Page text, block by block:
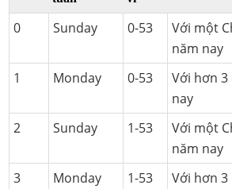
0 Sunday 0-53
Với một
năm nay
1
Monday 0-53
Với hơn
nay
2
Sunday 1-53
Với một
năm nay
3
Monday 1-53
Với hơn